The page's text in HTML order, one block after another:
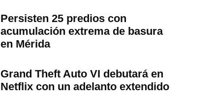
Persisten 25 predios con
acumulación extrema de basura
en Mérida
Grand Theft Auto VI debutará en
Netflix con un adelanto extendido